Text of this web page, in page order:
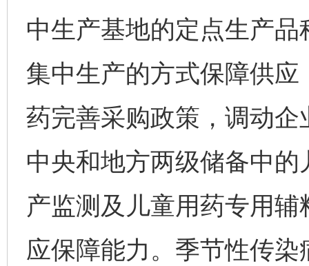
中生产基地的定点生产
集中生产的方式保障供
药完善采购政策，调动
中央和地方两级储备中
产监测及儿童用药专用
应保障能力。季节性传